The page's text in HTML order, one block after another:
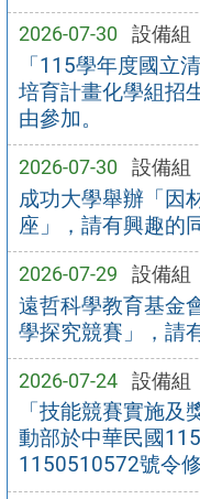
2026-07-30 設備組
「115學年度國立
培育計畫化學組招
由參加。
2026-07-30 設備組
成功大學舉辦「因
座」，請有興趣的
2026-07-29 設備組
遠哲科學教育基金
學探究競賽」，請
2026-07-24 設備組
「技能競賽實施
動部於中華民國
1150510572號令修